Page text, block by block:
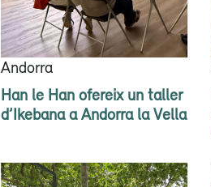
Andorra
Han le Han ofereix un taller
d’Ikebana a Andorra la Vella